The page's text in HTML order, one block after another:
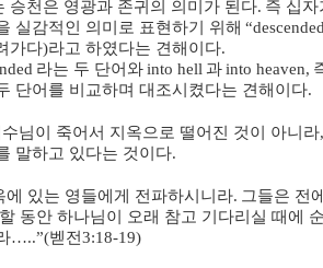
승천은 영광과 존귀의 의미가 된다. 즉 십자
실감적인 의미로 표현하기 위해
가다)라고 하였다는 견해이다.
라는 두 단어와into hell 과into heaven,
단어를 비교하며 대조시켰다는 견해이다.
수님이 죽어서 지옥으로 떨어진 것이 아니라,
말하고 있다는 것이다.
에 있는 영들에게 전파하시니라. 그들은 전
동안 하나님이 오래 참고 기다리실 때에
…..”(벧전3:18-19)